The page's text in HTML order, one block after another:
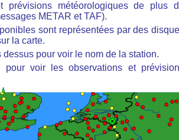
prévisions météorologiques de plus
METAR et TAF).
sont représentées par des
la carte.
dessus pour voir le nom de la station.
pour voir les observations et